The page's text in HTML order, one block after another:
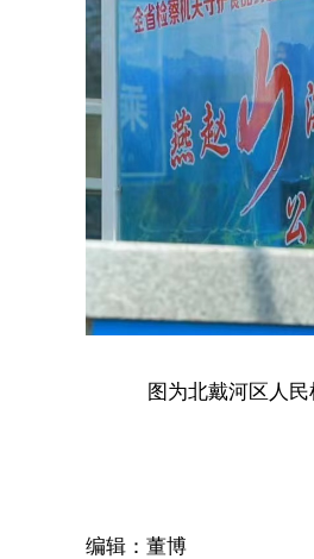
图为北戴河区人
编辑：董博